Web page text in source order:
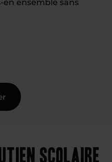
en ensemble sans
scolaire